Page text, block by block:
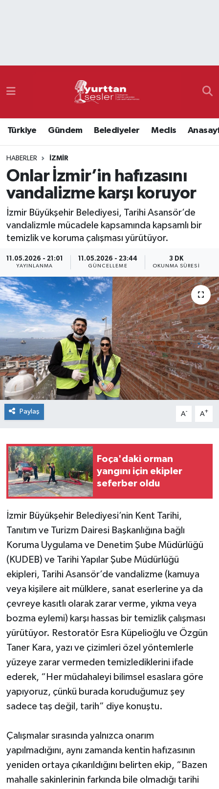
Türkiye Gündem Belediyeler Meclis
HABERLER İZMIR
Onlar İzmir’in hafızasını
vandalizme karşı koruyor
İzmir Büyükşehir Belediyesi, Tarihi Asansör’de
vandalizmle mücadele kapsamında kapsamlı bir
temizlik ve koruma çalışması yürütüyor.
11.05.2026 - 21:01
YAYINLANMA
11.05.2026 - 23:44
GÜNCELLEME
3 DK
OKUNMA SÜRESI
Paylaş A- A+
Foça'daki orman
yangını için ekipler
seferber oldu
İzmir Büyükşehir Belediyesi’nin Kent Tarihi,
Tanıtım ve Turizm Dairesi Başkanlığına bağlı
Koruma Uygulama ve Denetim Şube Müdürlüğü
(KUDEB) ve Tarihi Yapılar Şube Müdürlüğü
ekipleri, Tarihi Asansör’de vandalizme (kamuya
veya kişilere ait mülklere, sanat eserlerine ya da
çevreye kasıtlı olarak zarar verme, yıkma veya
bozma eylemi) karşı hassas bir temizlik çalışması
yürütüyor. Restoratör Esra Küpelioğlu ve Özgün
Taner Kara, yazı ve çizimleri özel yöntemlerle
yüzeye zarar vermeden temizlediklerini ifade
ederek, “Her müdahaleyi bilimsel esaslara göre
yapıyoruz, çünkü burada koruduğumuz şey
sadece taş değil, tarih” diye konuştu.
Çalışmalar sırasında yalnızca onarım
yapılmadığını, aynı zamanda kentin hafızasının
yeniden ortaya çıkarıldığını belirten ekip, “Bazen
mahalle sakinlerinin farkında bile olmadığı tarihi
Namaz Vakitleri
Süper Lig Puan Durumu ve Fikstür
Tüm Manşetler
Son Dakika Haberleri
Haber Arşivi